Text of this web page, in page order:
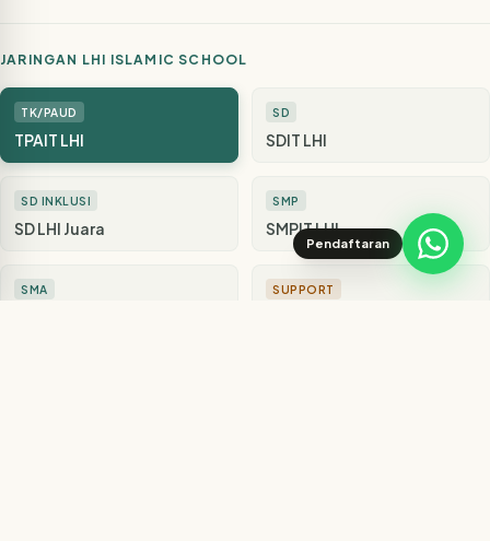
JARINGAN LHI ISLAMIC SCHOOL
TK/PAUD
TPAIT LHI
SD
SDIT LHI
SD INKLUSI
SD LHI Juara
SMP
SMPIT LHI
SMA SUPPORT
Pendaftaran